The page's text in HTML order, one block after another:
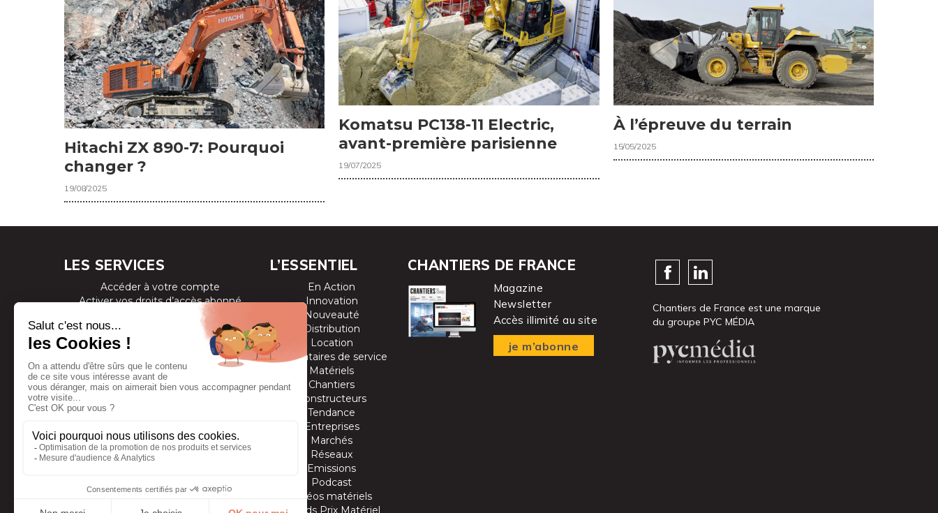
Hitachi ZX 890-7: Pourquoi
changer ?
19/08/2025
Komatsu PC138-11 Electric,
avant-première parisienne
19/07/2025
À l’épreuve du terrain
15/05/2025
LES SERVICES
Accéder à votre compte
Activer vos droits d’accès abonné
Consulter les magazines
S’inscrire aux newsletters
Devenir annonceur
Se connecter à l’extranet annonceur
Nous contacter
L’ESSENTIEL
En Action
Innovation
Nouveauté
Distribution
Location
Prestataires de service
Matériels
Chantiers
Constructeurs
Tendance
Entreprises
Marchés
Réseaux
Emissions
Podcast
Vidéos matériels
Grands Prix Matériel
CHANTIERS DE FRANCE
Magazine
Newsletter
Accès illimité au site
je m’abonne
Chantiers de France est une marque
du groupe PYC MÉDIA